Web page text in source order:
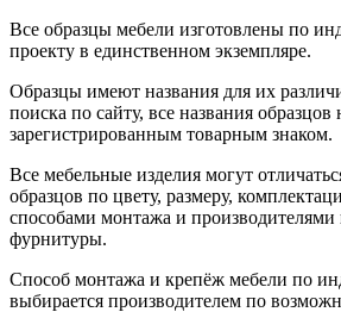
Все образцы мебели изготовлены по
проекту в единственном экземпляре.
Образцы имеют названия для их
поиска по сайту, все названия образцов
зарегистрированным товарным знаком.
Все мебельные изделия могут
образцов по цвету, размеру,
способами монтажа и
фурнитуры.
Способ монтажа и крепёж мебели по
выбирается производителем по